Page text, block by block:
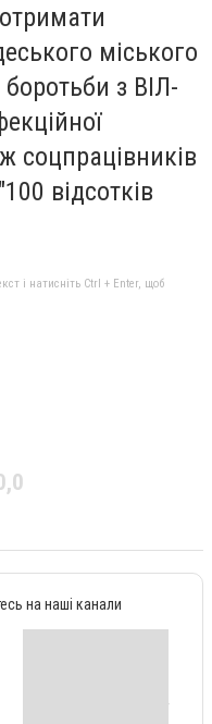
міського
з ВІЛ-
соцпрацівників
відсотків
і натисніть Ctrl + Enter, щоб
на наші канали